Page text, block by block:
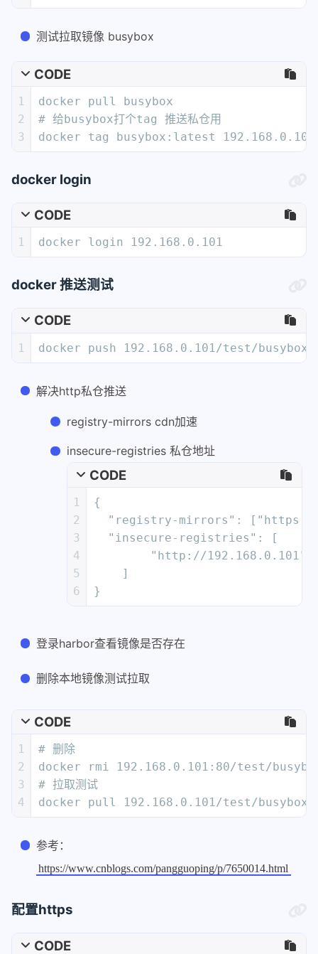
测试拉取镜像 busybox
CODE
1
2
3
docker pull busybox
# 给busybox打个tag 推送私仓用
docker tag busybox:latest
docker login
CODE
1 docker login 192.168.0.101
docker 推送测试
CODE
1 docker push 192.168.0.101/test/
解决http私仓推送
registry-mirrors cdn加速
insecure-registries 私仓地址
CODE
1
2
3
4
5
6
{
"registry-mirrors":
  "insecure-registries": [
        "http://192.168.0.101"
    ]
}
登录harbor查看镜像是否存在
删除本地镜像测试拉取
CODE
1
2
3
4
# 删除
docker rmi 192.168.0.101:80/test/
# 拉取测试
docker pull 192.168.0.101/test/
参考：
https://www.cnblogs.com/pangguoping/p/7650014.html
配置https
CODE